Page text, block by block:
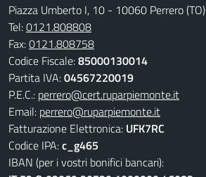
Piazza Umberto I, 10 - 10060 Perrero (TO)
Tel:0121.808808
Fax:0121.808758
Codice Fiscale:85000130014
Partita IVA:04567220019
P.E.C.: perrero@cert.ruparpiemonte.it
Email: perrero@ruparpiemonte.it
Fatturazione Elettronica: UFK7RC
Codice IPA:c_g465
IBAN (per i vostri bonifici bancari):